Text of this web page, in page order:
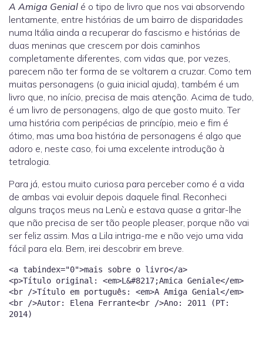
A Amiga Genial é o tipo de livro que nos vai absorvendo
lentamente, entre histórias de um bairro de disparidades
numa Itália ainda a recuperar do fascismo e histórias de
duas meninas que crescem por dois caminhos
completamente diferentes, com vidas que, por vezes,
parecem não ter forma de se voltarem a cruzar. Como tem
muitas personagens (o guia inicial ajuda), também é um
livro que, no início, precisa de mais atenção. Acima de tudo,
é um livro de personagens, algo de que gosto muito. Ter
uma história com peripécias de princípio, meio e fim é
ótimo, mas uma boa história de personagens é algo que
adoro e, neste caso, foi uma excelente introdução à
tetralogia.
Para já, estou muito curiosa para perceber como é a vida
de ambas vai evoluir depois daquele final. Reconheci
alguns traços meus na Lenù e estava quase a gritar-lhe
que não precisa de ser tão people pleaser, porque não vai
ser feliz assim. Mas a Lila intriga-me e não vejo uma vida
fácil para ela. Bem, irei descobrir em breve.
<a tabindex="0">mais sobre o livro</a>
<p>Título original: <em>L&#8217;Amica Geniale</em>
<br />Título em português: <em>A Amiga Genial</em>
<br />Autor: Elena Ferrante<br />Ano: 2011 (PT: